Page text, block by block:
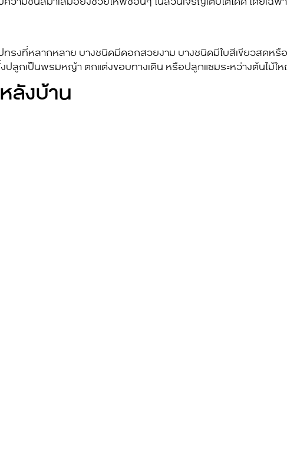
รงที่หลากหลาย บางชนิดมีดอกสวยงาม บางชนิดมีใบสีเขียวสดหรื
ลูกเป็นพรมหญ้า ตกแต่งขอบทางเดิน หรือปลูกแซมระหว่างต้นไม้
ลังบ้าน